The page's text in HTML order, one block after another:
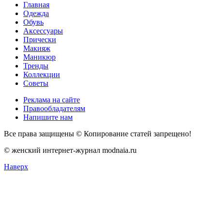
Главная
Одежда
Обувь
Аксессуары
Прически
Макияж
Маникюр
Тренды
Коллекции
Советы
Реклама на сайте
Правообладателям
Напишите нам
Все права защищены © Копирование статей запрещено!
© женский интернет-журнал modnaia.ru
Наверх